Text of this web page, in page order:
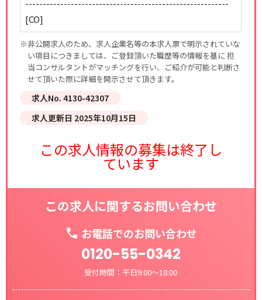
----------------------------------------------------------
[CO]
※非公開求人のため、求人企業名等の本求人票で明示されていな
い項目につきましては、ご登録頂いた職歴等の情報を基に 担
当コンサルタントがマッチングを行い、ご紹介が可能と判断さ
せて頂いた際に詳細を開示させて頂きます。
求人No. 4130-42307
求人更新日 2025年10月15日
この求人情報の募集は終了し
ています
この求人に関するお問い合わせ
お電話でのお問い合わせ
0120-55-0342
受付時間：平日9:00～18:00